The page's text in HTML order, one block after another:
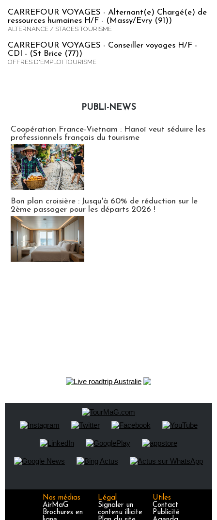
CARREFOUR VOYAGES - Alternant(e) Chargé(e) de
ressources humaines H/F - (Massy/Evry (91))
ALTERNANCE / STAGES TOURISME
CARREFOUR VOYAGES - Conseiller voyages H/F -
CDI - (St Brice (77))
OFFRES D'EMPLOI TOURISME
PUBLI-NEWS
Coopération France-Vietnam : Hanoï veut séduire les
professionnels français du tourisme
Bon plan croisière : Jusqu'à 60% de réduction sur le
2ème passager pour les départs 2026 !
Nos médias
AirMaG
Brochures en
Légal
Signaler un
contenu illicite
Utiles
Contact
Publicité